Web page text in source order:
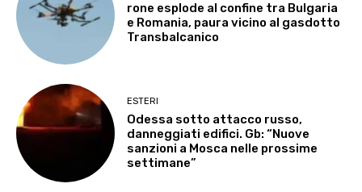
rone esplode al confine tra Bulgaria
e Romania, paura vicino al gasdotto
Transbalcanico
ESTERI
Odessa sotto attacco russo,
danneggiati edifici. Gb: “Nuove
sanzioni a Mosca nelle prossime
settimane”